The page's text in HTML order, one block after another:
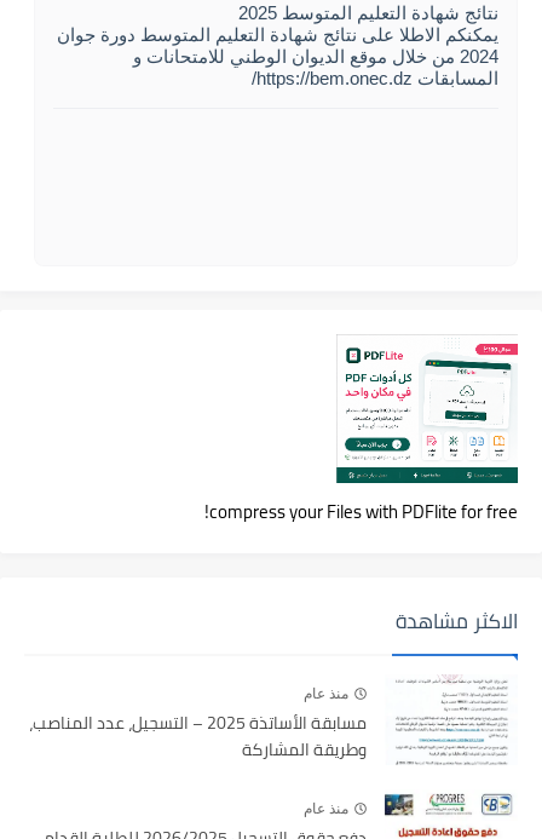
نتائج شهادة التعليم المتوسط 2025
يمكنكم الاطلا على نتائج شهادة التعليم المتوسط دورة جوان
2024 من خلال موقع الديوان الوطني للامتحانات و
المسابقات https://bem.onec.dz/
compress your Files with PDFlite for free!
الاكثر مشاهدة
منذ عام
مسابقة الأساتذة 2025 – التسجيل، عدد المناصب،
وطريقة المشاركة
منذ عام